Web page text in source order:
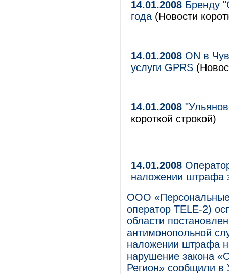
14.01.2008 Бренду
года (Новости
14.01.2008 ON в
услуги GPRS
14.01.2008
короткой строкой)
14.01.2008
наложении штрафа
ООО «Персональные
оператор TELE-2)
области
антимонопольной
наложении штрафа
нарушение закона
Регион» сообщили